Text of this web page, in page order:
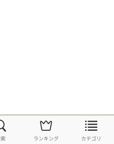
ランキング カテゴリ